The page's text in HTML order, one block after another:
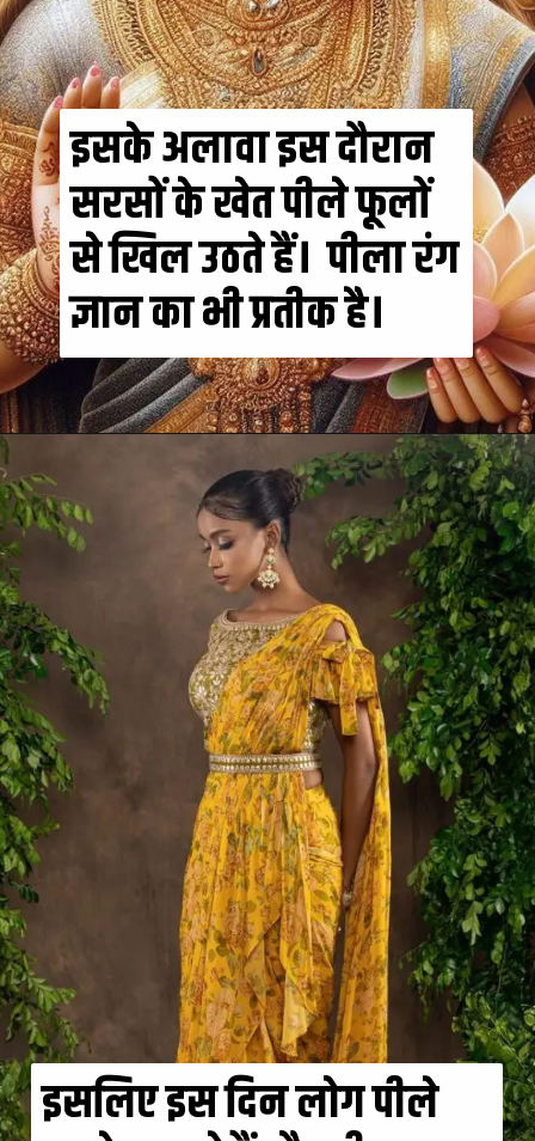
इसके अलावा इस दौरान
सरसों के खेत पीले फूलों
से खिल उठते हैं। पीला रंग
ज्ञान का भी प्रतीक है।
इसलिए इस दिन लोग पीले